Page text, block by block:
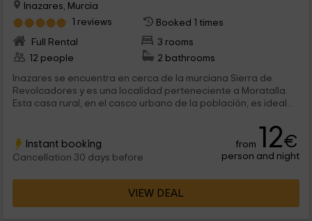
Inazares, Murcia
1 reviews
Booked 1 times
Full Rental
3 rooms
12 people
2 bathrooms
Inazares se encuentra en cerca de la murciana Sierra de
Revolcadores y es una localidad perteneciente a Moratalla.
Esta casa rural, en el casco urbano de la población, es ideal...
Instant booking
Cancellation 30 days before
from 12€
person and night
VIEW DEAL